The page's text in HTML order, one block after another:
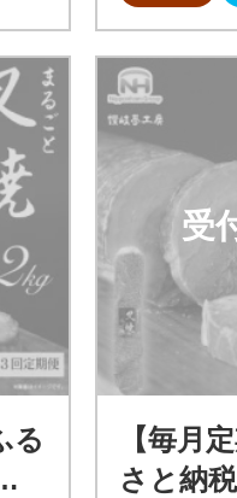
る
受
【毎月
さと納